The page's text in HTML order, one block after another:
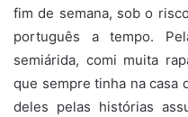
fim de semana, sob o
português a tempo.
semiárida, comi muita
que sempre tinha na casa
deles pelas histórias